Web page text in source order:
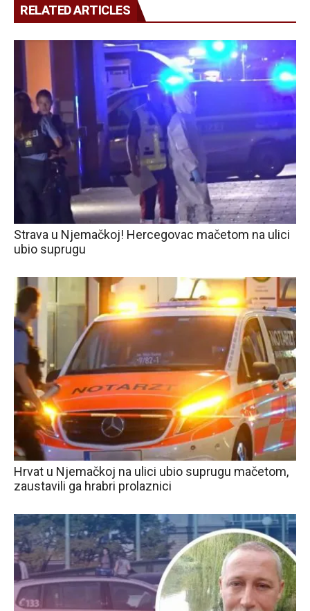
RELATED ARTICLES
Strava u Njemačkoj! Hercegovac mačetom na ulici
ubio suprugu
Hrvat u Njemačkoj na ulici ubio suprugu mačetom,
zaustavili ga hrabri prolaznici